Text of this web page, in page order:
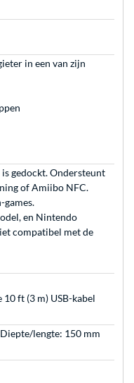
in een van zijn
gedockt. Ondersteunt
of Amiibo NFC.
games.
en Nintendo
compatibel met de
ft (3 m) USB-kabel
lengte: 150 mm